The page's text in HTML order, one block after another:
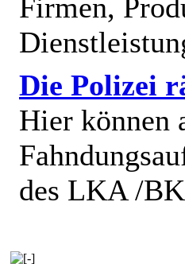
Firmen,
Die Polizei
Hier können
des LKA /